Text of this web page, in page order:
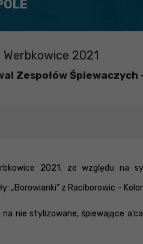
2021
Zespołów Śpiewaczych
2021, ze względu
z Raciborowic –
nie stylizowane, śpiewające